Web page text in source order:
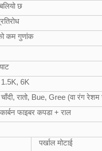
छ
को कम गुणांक
1.5K, 6K
रातो, Bue, Gree (वा रंग
फाइबर कपडा + राल
पर्खाल मोटाई